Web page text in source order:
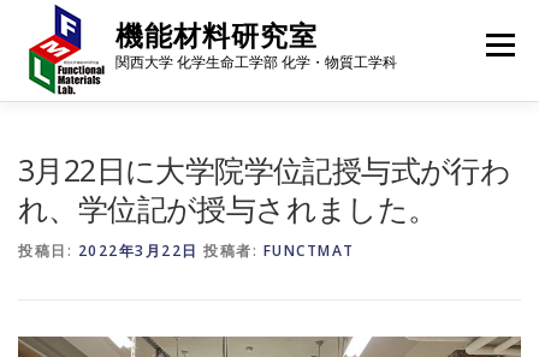
ツ
機能材料研究室
関西大学 化学生命工学部 化学・物質工学科
メニュー
3月22日に大学院学位記授与式が行わ
れ、学位記が授与されました。
投稿日: 2022年3月22日 投稿者: FUNCTMAT